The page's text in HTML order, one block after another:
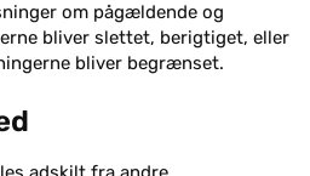
om pågældende og
bliver slettet, berigtiget, eller
bliver begrænset.